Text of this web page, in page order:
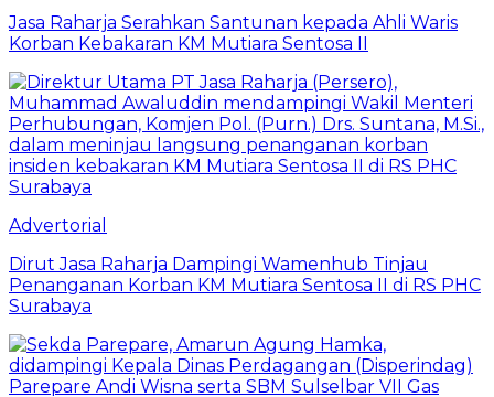
Jasa Raharja Serahkan Santunan kepada Ahli Waris
Korban Kebakaran KM Mutiara Sentosa II
Advertorial
Dirut Jasa Raharja Dampingi Wamenhub Tinjau
Penanganan Korban KM Mutiara Sentosa II di RS PHC
Surabaya